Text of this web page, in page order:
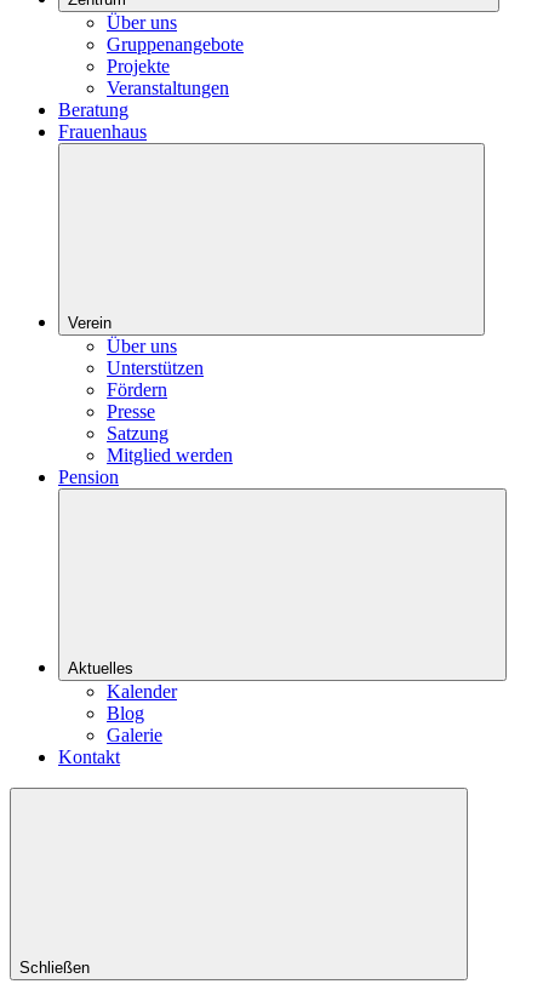
Über uns
Gruppenangebote
Projekte
Veranstaltungen
Beratung
Frauenhaus
Verein
Über uns
Unterstützen
Fördern
Presse
Satzung
Mitglied werden
Pension
Aktuelles
Kalender
Blog
Galerie
Kontakt
Schließen